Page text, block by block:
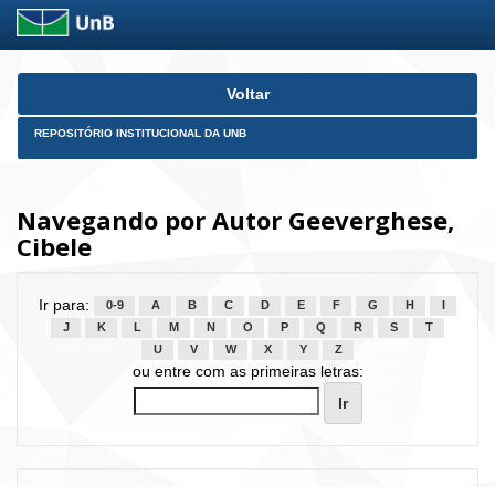
Skip
Voltar
REPOSITÓRIO INSTITUCIONAL DA UNB
Navegando por Autor Geeverghese,
Cibele
Ir para: 0-9 A B C D E F G H
J
K L M N O P Q R S
T
U
V W X Y Z
ou entre com as primeiras letras: